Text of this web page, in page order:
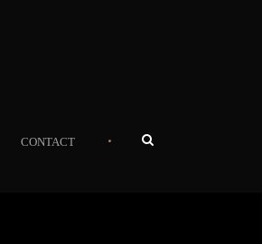
CONTACT •